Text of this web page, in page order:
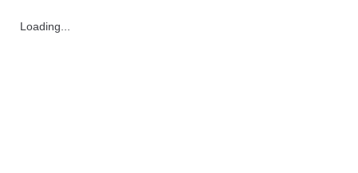
Loading...